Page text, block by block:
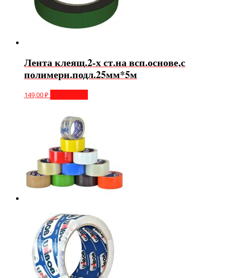
Лента клеящ.2-х ст.на всп.основе,с
полимерн.подл.25мм*5м
149,00₽